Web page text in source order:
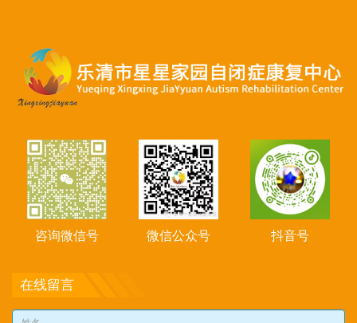
咨询微信号 微信公众号 抖音号
在线留言